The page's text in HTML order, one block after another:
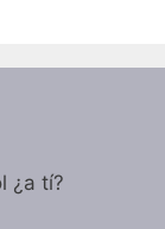
¿a tí?